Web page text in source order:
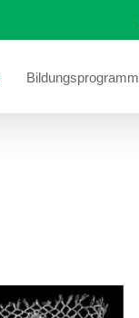
Bildungsprogramm